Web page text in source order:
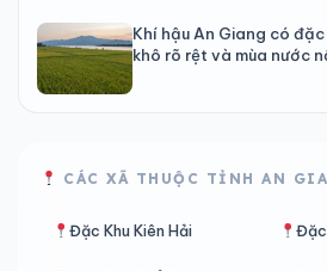
Khí hậu An Giang có
khô rõ rệt và mùa nước
CÁC XÃ THUỘC TỈNH AN
Đặc Khu Kiên Hải Đặc